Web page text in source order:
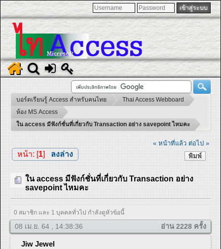
บอร์ดเรียนรู้ Access สำหรับคนไทย
Thai Access Webboard
ห้อง MS Access
ใน access มีฟังก์ชั่นที่เกี่ยวกับ Transaction อย่าง savepoint ไหมคะ
« หน้าที่แล้ว ต่อไป »
พิมพ์
หน้า: [1] ลงล่าง
ใน access มีฟังก์ชั่นที่เกี่ยวกับ Transaction อย่าง
savepoint ไหมคะ
0 สมาชิก และ 1 บุคคลทั่วไป กำลังดูหัวข้อนี้
08 เม.ย. 64 , 14:38:36 อ่าน 2228 ครั้ง
Jiw Jewel